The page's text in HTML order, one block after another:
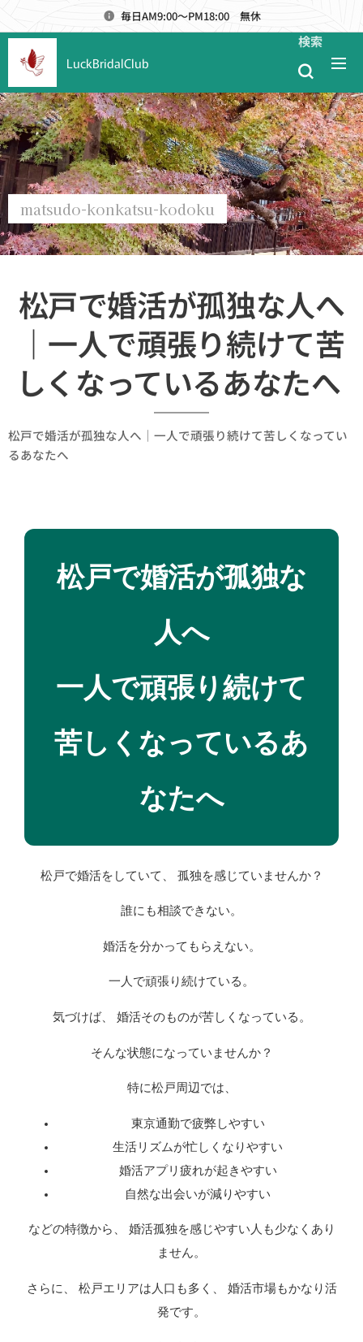
毎日AM9:00～PM18:00 無休
LuckBridalClub
検索
matsudo-konkatsu-kodoku
松戸で婚活が孤独な人へ
｜一人で頑張り続けて苦
しくなっているあなたへ
松戸で婚活が孤独な人へ｜一人で頑張り続けて苦しくなってい
るあなたへ
松戸で婚活が孤独な
人へ
一人で頑張り続けて
苦しくなっているあ
なたへ
松戸で婚活をしていて、 孤独を感じていませんか？
誰にも相談できない。
婚活を分かってもらえない。
一人で頑張り続けている。
気づけば、 婚活そのものが苦しくなっている。
そんな状態になっていませんか？
特に松戸周辺では、
東京通勤で疲弊しやすい
生活リズムが忙しくなりやすい
婚活アプリ疲れが起きやすい
自然な出会いが減りやすい
などの特徴から、 婚活孤独を感じやすい人も少なくあり
ません。
さらに、 松戸エリアは人口も多く、 婚活市場もかなり活
発です。